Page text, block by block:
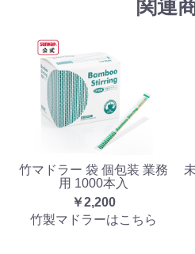
関連
竹マドラー 袋 個包装 業務
用 1000本入
￥2,200
竹製マドラーはこちら